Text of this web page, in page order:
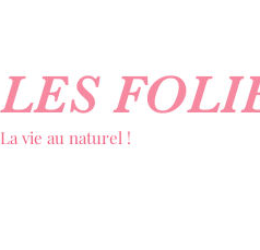
LES
La vie au naturel !